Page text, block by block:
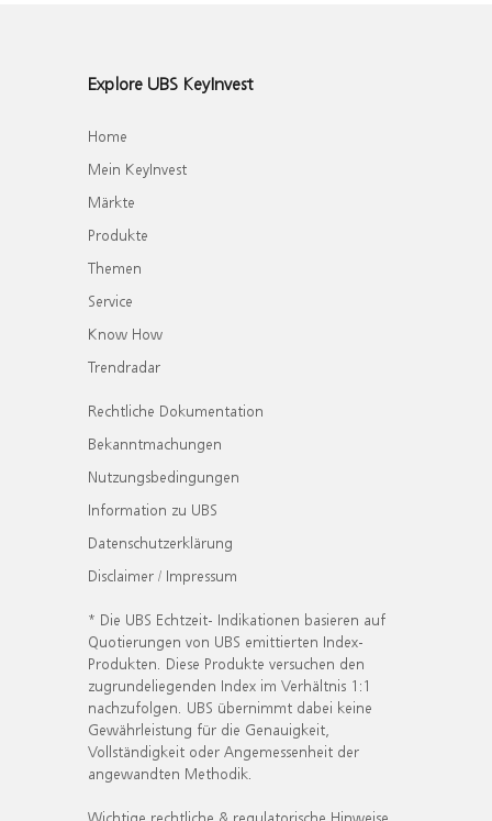
Explore UBS KeyInvest
Home
Mein KeyInvest
Märkte
Produkte
Themen
Service
Know How
Trendradar
Rechtliche Dokumentation
Bekanntmachungen
Nutzungsbedingungen
Information zu UBS
Datenschutzerklärung
Disclaimer / Impressum
* Die UBS Echtzeit- Indikationen basieren auf
Quotierungen von UBS emittierten Index-
Produkten. Diese Produkte versuchen den
zugrundeliegenden Index im Verhältnis 1:1
nachzufolgen. UBS übernimmt dabei keine
Gewährleistung für die Genauigkeit,
Vollständigkeit oder Angemessenheit der
angewandten Methodik.